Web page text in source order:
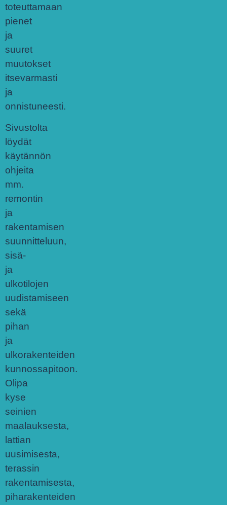
toteuttamaan
pienet
ja
suuret
muutokset
itsevarmasti
ja
onnistuneesti.
Sivustolta
löydät
käytännön
ohjeita
mm.
remontin
ja
rakentamisen
suunnitteluun,
sisä-
ja
ulkotilojen
uudistamiseen
sekä
pihan
ja
ulkorakenteiden
kunnossapitoon.
Olipa
kyse
seinien
maalauksesta,
lattian
uusimisesta,
terassin
rakentamisesta,
piharakenteiden